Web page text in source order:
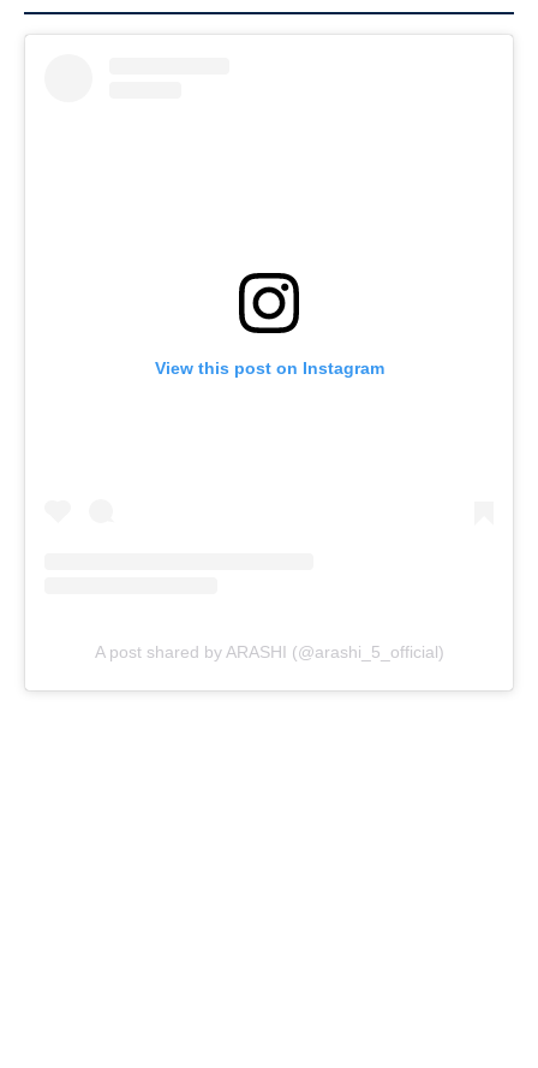
View this post on Instagram
A post shared by ARASHI (@arashi_5_official)